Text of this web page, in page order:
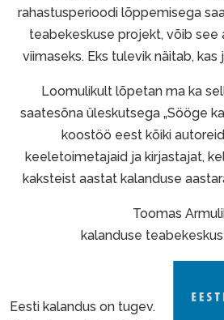
rahastusperioodi lõppemisega
teabekeskuse projekt, võib see
viimaseks. Eks tulevik näitab, kas
Loomulikult lõpetan ma ka
saatesõna üleskutsega „Sööge
koostöö eest kõiki
keeletoimetajaid ja kirjastajat,
kaksteist aastat kalanduse
Toomas
kalanduse
Eesti kalandus on tugev.